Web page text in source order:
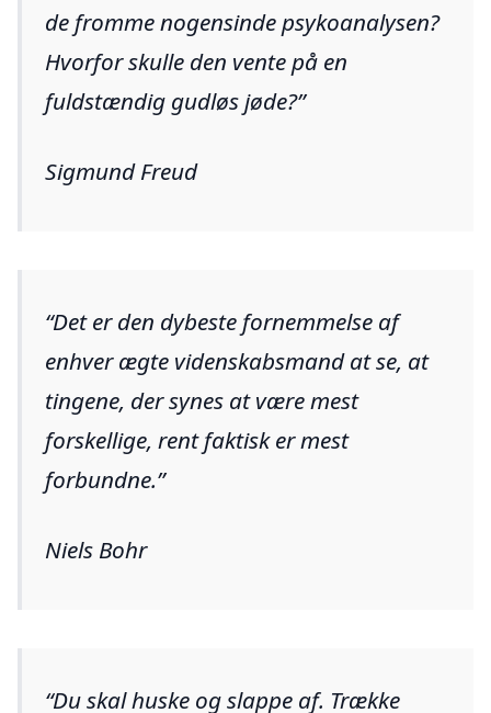
de fromme nogensinde psykoanalysen?
Hvorfor skulle den vente på en
fuldstændig gudløs jøde?
Sigmund Freud
Det er den dybeste fornemmelse af
enhver ægte videnskabsmand at se, at
tingene, der synes at være mest
forskellige, rent faktisk er mest
forbundne.
Niels Bohr
Du skal huske og slappe af. Trække